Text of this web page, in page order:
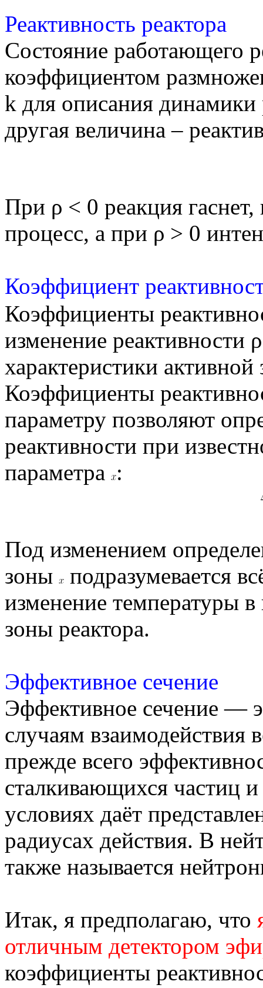
Реактивность реактора
Состояние работающего
коэффициентом
k для описания динамики
другая величина –
При ρ < 0 реакция
процесс, а при ρ > 0
Коэффициент
Коэффициенты
изменение реактивности
характеристики
Коэффициенты
параметру позволяют
реактивности при
параметра :
Под изменением
зоны
подразумевается
изменение температуры
зоны реактора.
Эффективное сечение
Эффективное сечение —
случаям взаимодействия
прежде всего
сталкивающихся частиц
условиях даёт
радиусах действия. В
также называется
Итак, я предполагаю, что
отличным детектором
коэффициенты